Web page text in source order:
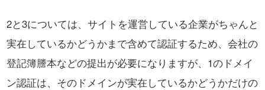
2と3については、サイトを運営している企業がちゃんと
実在しているかどうかまで含めて認証するため、 会社の
登記簿謄本などの提出が必要になりますが、 1のドメイ
ン認証は、そのドメインが実在しているかどうかだけの